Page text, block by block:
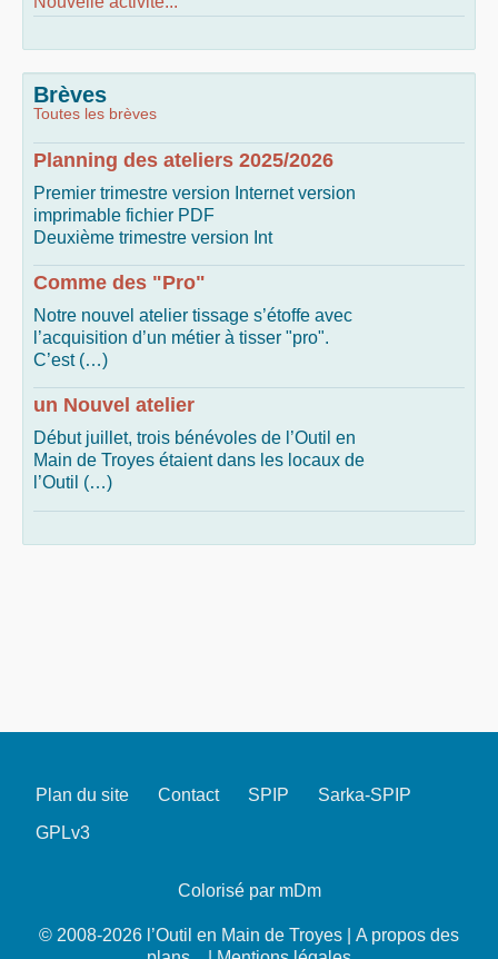
Brèves
Toutes les brèves
Planning des ateliers 2025/2026
Premier trimestre version Internet version
imprimable fichier PDF
Deuxième trimestre version Int
Comme des "Pro"
Notre nouvel atelier tissage s’étoffe avec
l’acquisition d’un métier à tisser "pro".
C’est (…)
un Nouvel atelier
Début juillet, trois bénévoles de l’Outil en
Main de Troyes étaient dans les locaux de
l’Outil (…)
Plan du site Contact SPIP
Sarka-SPIP
GPLv3
Colorisé par mDm
© 2008-2026 l’Outil en Main de Troyes | A propos des